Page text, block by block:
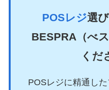
POSレジ選
BESPRA（べ
くだ
POSレジに精通し